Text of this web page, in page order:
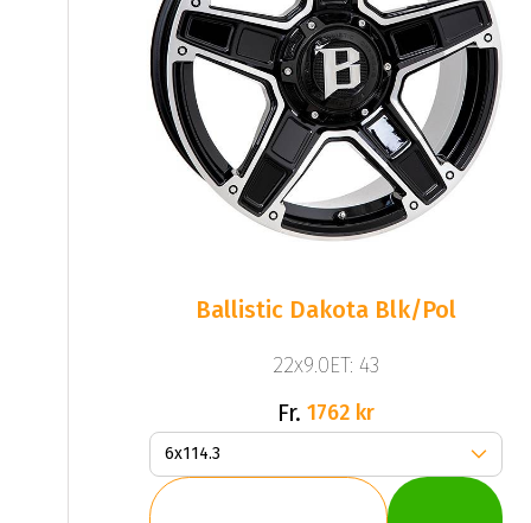
Ballistic Dakota Blk/pol
22x9.0ET: 43
Fr. 1762 kr